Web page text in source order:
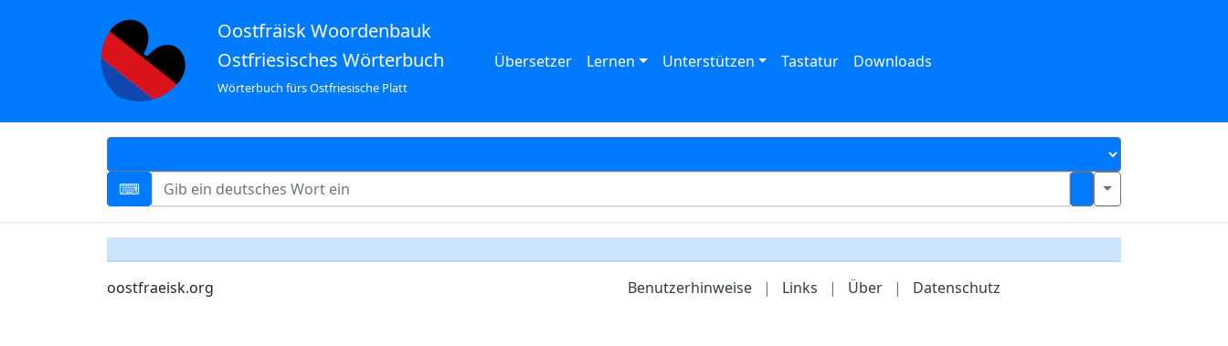
Oostfräisk Woordenbauk
Ostfriesisches Wörterbuch
Wörterbuch fürs Ostfriesische Platt
Übersetzer Lernen Unterstützen Tastatur Downloads
oostfraeisk.org Benutzerhinweise | Links | Über | Datenschutz